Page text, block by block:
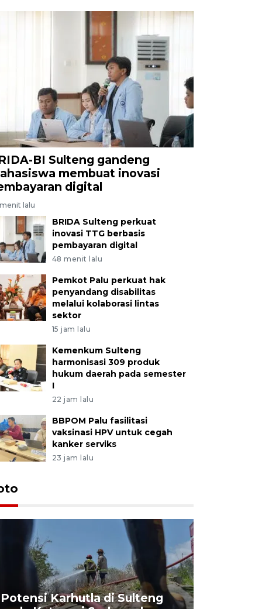
BI Sulteng gandeng
membuat inovasi
digital
lalu
BRIDA Sulteng perkuat
inovasi TTG berbasis
pembayaran digital
48 menit lalu
Pemkot Palu perkuat hak
penyandang disabilitas
melalui kolaborasi lintas
sektor
15 jam lalu
Kemenkum Sulteng
harmonisasi 309 produk
hukum daerah pada semester
I
22 jam lalu
BBPOM Palu fasilitasi
vaksinasi HPV untuk cegah
kanker serviks
23 jam lalu
Potensi Karhutla di Sulteng